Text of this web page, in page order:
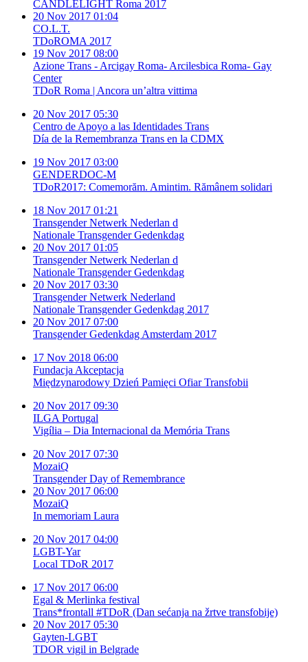
CANDLELIGHT Roma 2017
20 Nov 2017 01:04
CO.L.T.
TDoROMA 2017
19 Nov 2017 08:00
Azione Trans - Arcigay Roma- Arcilesbica Roma- Gay
Center
TDoR Roma | Ancora un’altra vittima
20 Nov 2017 05:30
Centro de Apoyo a las Identidades Trans
Día de la Remembranza Trans en la CDMX
19 Nov 2017 03:00
GENDERDOC-M
TDoR2017: Comemorăm. Amintim. Rămânem solidari
18 Nov 2017 01:21
Transgender Netwerk Nederlan d
Nationale Transgender Gedenkdag
20 Nov 2017 01:05
Transgender Netwerk Nederlan d
Nationale Transgender Gedenkdag
20 Nov 2017 03:30
Transgender Netwerk Nederland
Nationale Transgender Gedenkdag 2017
20 Nov 2017 07:00
Transgender Gedenkdag Amsterdam 2017
17 Nov 2018 06:00
Fundacja Akceptacja
Międzynarodowy Dzień Pamięci Ofiar Transfobii
20 Nov 2017 09:30
ILGA Portugal
Vigília – Dia Internacional da Memória Trans
20 Nov 2017 07:30
MozaiQ
Transgender Day of Remembrance
20 Nov 2017 06:00
MozaiQ
In memoriam Laura
20 Nov 2017 04:00
LGBT-Yar
Local TDoR 2017
17 Nov 2017 06:00
Egal & Merlinka festival
Trans*frontall #TDoR (Dan sećanja na žrtve transfobije)
20 Nov 2017 05:30
Gayten-LGBT
TDOR vigil in Belgrade